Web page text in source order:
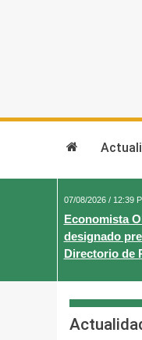
07/08/2026 / 12:39
Economista
designado
Directorio de